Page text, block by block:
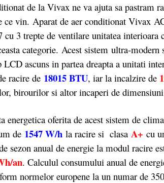
de la Vivax ne va ajuta sa pastram
ce vin. Aparat de aer conditionat Vivax
cu 3 trepte de ventilare unitatea interioara
categorie. Acest sistem ultra-
LCD ascuns in partea dreapta a unitati
racire de 18015 BTU, iar la incalzire de
birourilor si altor incaperi de
oferita de acest sistem de
de 1547 W/h la racire si clasa A+ cu
sezon anual de energie la modul racire
an. Calculul consumului anual de
normelor europene la un numar de